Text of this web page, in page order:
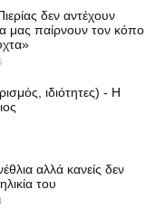
δεν αντέχουν
μας παίρνουν τον κόπο
ιδιότητες) - Η
αλλά κανείς δεν
του